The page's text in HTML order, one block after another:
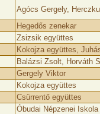
Agócs Gergely,
Hegedős zenekar
Zsizsik együttes
Kokojza együttes,
Balázsi Zsolt, Horváth
Gergely Viktor
Kokojza együttes
Csürrentő együttes
Óbudai Népzenei